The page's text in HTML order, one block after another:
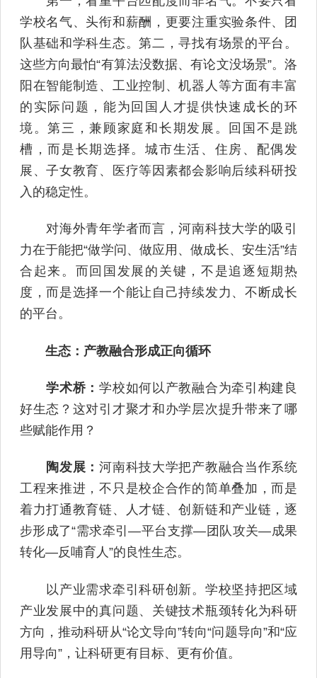
学校名气、头衔和薪酬，更要注重实验条件、团
队基础和学科生态。第二，寻找有场景的平台。
这些方向最怕“有算法没数据、有论文没场景”。洛
阳在智能制造、工业控制、机器人等方面有丰富
的实际问题，能为回国人才提供快速成长的环
境。第三，兼顾家庭和长期发展。回国不是跳
槽，而是长期选择。城市生活、住房、配偶发
展、子女教育、医疗等因素都会影响后续科研投
入的稳定性。
对海外青年学者而言，河南科技大学的吸引
力在于能把“做学问、做应用、做成长、安生活”结
合起来。而回国发展的关键，不是追逐短期热
度，而是选择一个能让自己持续发力、不断成长
的平台。
生态：产教融合形成正向循环
学术桥：学校如何以产教融合为牵引构建良
好生态？这对引才聚才和办学层次提升带来了哪
些赋能作用？
陶发展：河南科技大学把产教融合当作系统
工程来推进，不只是校企合作的简单叠加，而是
着力打通教育链、人才链、创新链和产业链，逐
步形成了“需求牵引—平台支撑—团队攻关—成果
转化—反哺育人”的良性生态。
以产业需求牵引科研创新。学校坚持把区域
产业发展中的真问题、关键技术瓶颈转化为科研
方向，推动科研从“论文导向”转向“问题导向”和“应
用导向”，让科研更有目标、更有价值。